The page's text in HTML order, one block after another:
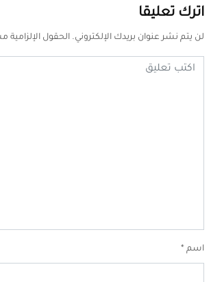
اترك تعليقا
لن يتم نشر عنوان بريدك الإلكتروني. الحقول الإلزامية
اسم *